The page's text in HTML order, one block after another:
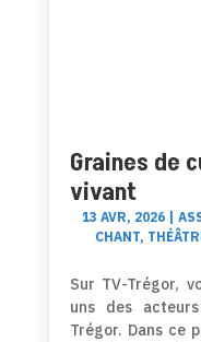
Graines de
vivant
13 AVR, 2026|
CHANT,
Sur TV-Trégor,
uns des
Trégor. Dans ce